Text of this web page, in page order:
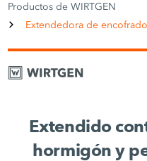
Productos de WIRTGEN
Extendedora de
Extendido
hormigón y